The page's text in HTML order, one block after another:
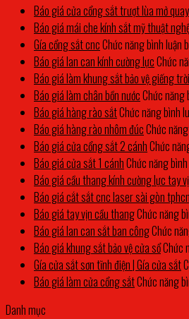
Báo giá cửa cổng sắt trượt lùa mở quay
Báo giá mái che kính sắt mỹ thuật
Gía cổng sắt cncChức năng bình luận
Báo giá lan can kính cường lựcChức
Báo giá làm khung sắt bảo vệ giếng trời
Báo giá làm chân bồn nướcChức năng
Báo giá hàng rào sắtChức năng bình
Báo giá hàng rào nhôm đúcChức
Báo giá cửa cổng sắt 2 cánhChức
Báo giá cửa sắt 1 cánhChức năng
Báo giá cầu thang kính cường lực tay
Báo giá cắt sắt cnc laser sài gòn
Báo giá tay vịn cầu thangChức năng
Báo giá lan can sắt ban côngChức
Báo giá khung sắt bảo vệ cửa sổChức
Gía cửa sắt sơn tĩnh điện | Gía cửa sắt
Báo giá làm cửa cổng sắtChức năng
Danh mục